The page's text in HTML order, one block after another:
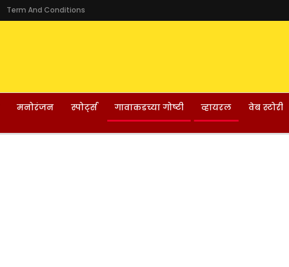
Term And Conditions
मनोरंजन स्पोर्ट्स गावाकडच्या गोष्टी व्हायरल वेब स्टोरी